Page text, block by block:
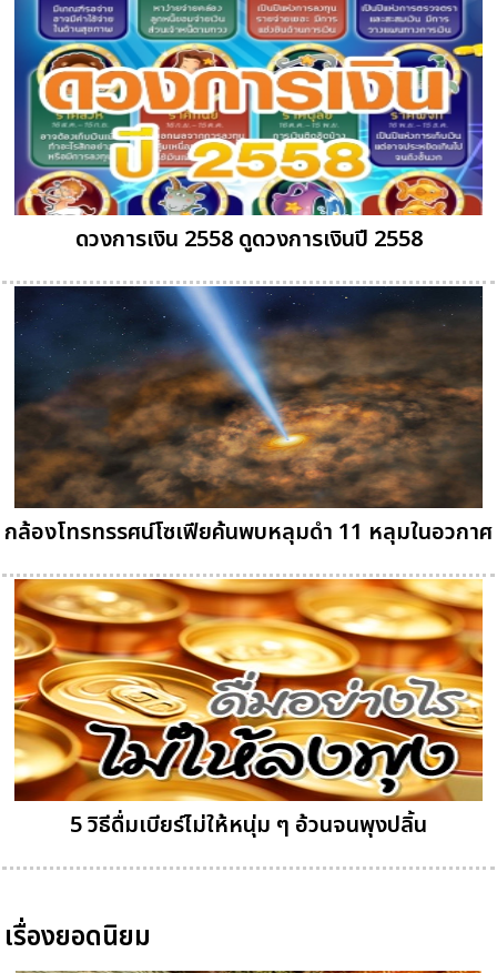
ดวงการเงิน 2558 ดูดวงการเงินปี 2558
กล้องโทรทรรศน์โซเฟียค้นพบหลุมดำ 11 หลุมในอวกาศ
5 วิธีดื่มเบียร์ไม่ให้หนุ่ม ๆ อ้วนจนพุงปลิ้น
เรื่องยอดนิยม